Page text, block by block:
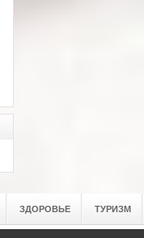
ЗДОРОВЬЕ ТУРИЗМ